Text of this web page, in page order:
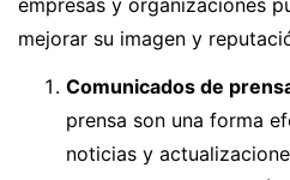
empresas y organizaciones
mejorar su imagen y
Comunicados de
prensa son una forma
noticias y